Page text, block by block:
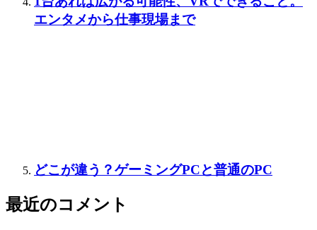
エンタメから仕事現場まで
どこが違う？ゲーミングPCと普通のPC
最近のコメント